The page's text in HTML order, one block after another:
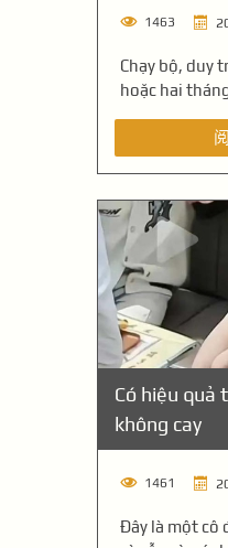
1463
Chạy bộ, duy
hoặc hai
Có hiệu quả
không cay
1461
Đây là một cô